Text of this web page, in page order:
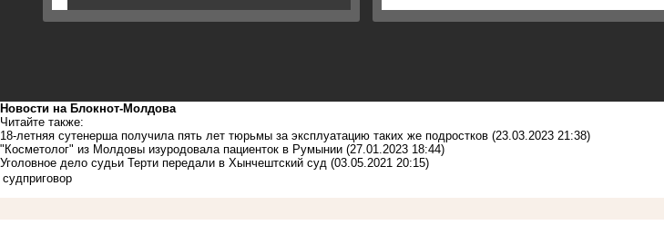
Новости на Блoкнoт-Молдова
Читайте также:
18-летняя сутенерша получила пять лет тюрьмы за эксплуатацию таких же подростков (23.03.2023 21:38)
"Косметолог" из Молдовы изуродовала пациенток в Румынии (27.01.2023 18:44)
Уголовное дело судьи Терти передали в Хынчештский суд (03.05.2021 20:15)
судприговор